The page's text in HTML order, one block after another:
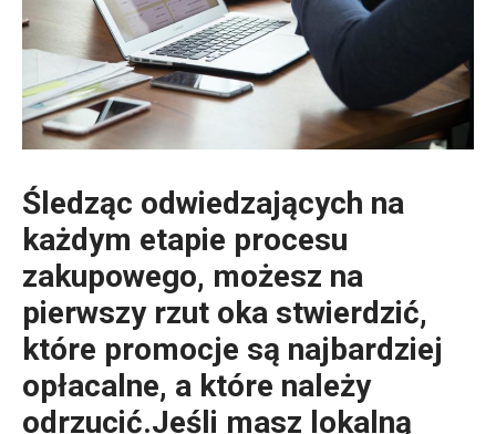
Śledząc odwiedzających na
każdym etapie procesu
zakupowego, możesz na
pierwszy rzut oka stwierdzić,
które promocje są najbardziej
opłacalne, a które należy
odrzucić.Jeśli masz lokalną